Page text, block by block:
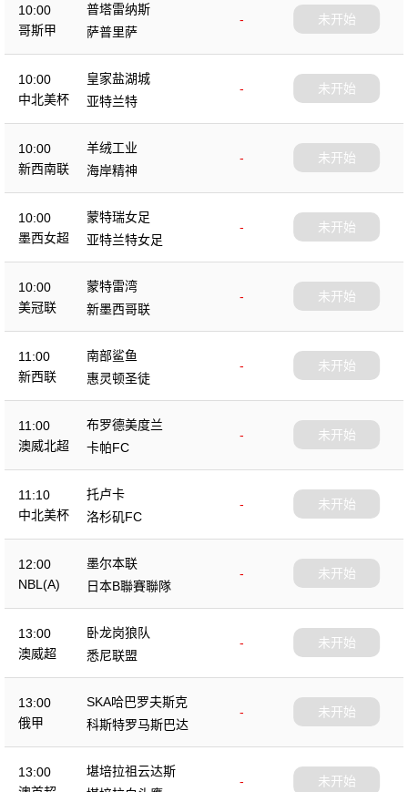
10:00
哥斯甲
普塔雷纳斯
-
萨普里萨
未开始
10:00
中北美杯
皇家盐湖城
-
亚特兰特
未开始
10:00
新西南联
羊绒工业
-
海岸精神
未开始
10:00
墨西女超
蒙特瑞女足
-
亚特兰特女足
未开始
10:00
美冠联
蒙特雷湾
-
新墨西哥联
未开始
11:00
新西联
南部鲨鱼
-
惠灵顿圣徒
未开始
11:00
澳威北超
布罗德美度兰
-
卡帕FC
未开始
11:10
中北美杯
托卢卡
-
洛杉矶FC
未开始
12:00
NBL(A)
墨尔本联
-
日本B聯賽聯隊
未开始
13:00
澳威超
卧龙岗狼队
-
悉尼联盟
未开始
13:00
俄甲
SKA哈巴罗夫斯克
-
科斯特罗马斯巴达
未开始
13:00
堪培拉祖云达斯
-
未开始